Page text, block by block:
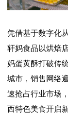
凭借基于数字化
轩妈食品以烘焙
妈蛋黄酥打破传
城市，销售网络
速抢占行业市场
西特色美食开启